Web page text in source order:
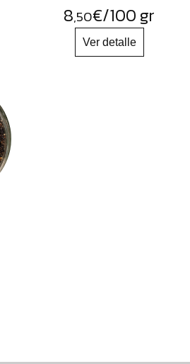
8,50€/100 gr